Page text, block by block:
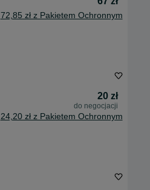
72,85 zł z Pakietem Ochronnym
20 zł
do negocjacji
24,20 zł z Pakietem Ochronnym